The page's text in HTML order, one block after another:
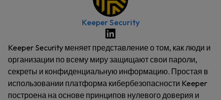
Keeper Security
Keeper Security меняет представление о том, как люди и
организации по всему миру защищают свои пароли,
секреты и конфиденциальную информацию. Простая в
использовании платформа кибербезопасности Keeper
построена на основе принципов нулевого доверия и